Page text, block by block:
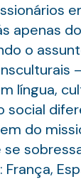
apenas
o
língua,
social
do
se